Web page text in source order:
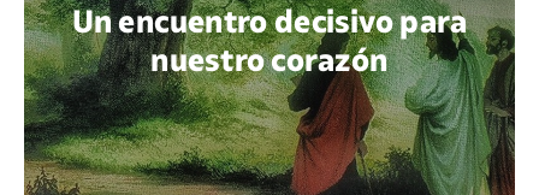
Un encuentro decisivo para
nuestro corazón
POR BEATRIZ AZAÑEDO